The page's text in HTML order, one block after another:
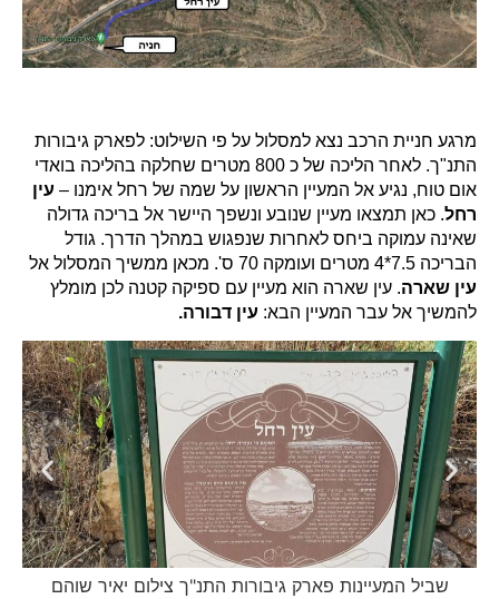
מרגע חניית הרכב נצא למסלול על פי השילוט: לפארק גיבורות
התנ"ך. לאחר הליכה של כ 800 מטרים שחלקה בהליכה בואדי
אום טוח, נגיע אל המעיין הראשון על שמה של רחל אימנו – עין
רחל. כאן תמצאו מעיין שנובע ונשפך היישר אל בריכה גדולה
שאינה עמוקה ביחס לאחרות שנפגוש במהלך הדרך. גודל
הבריכה 7.5*4 מטרים ועומקה 70 ס'. מכאן ממשיך המסלול אל
עין שארה. עין שארה הוא מעיין עם ספיקה קטנה לכן מומלץ
להמשיך אל עבר המעיין הבא: עין דבורה.
שביל המעיינות פארק גיבורות התנ"ך צילום יאיר שוהם